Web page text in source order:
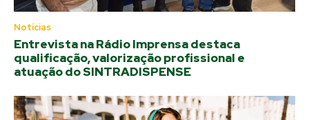
Notícias
Entrevista na Rádio Imprensa destaca
qualificação, valorização profissional e
atuação do SINTRADISPENSE